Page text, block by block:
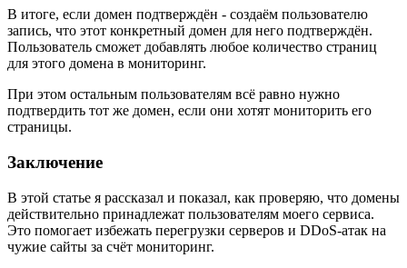
В итоге, если домен подтверждён - создаём пользователю
запись, что этот конкретный домен для него подтверждён.
Пользователь сможет добавлять любое количество страниц
для этого домена в мониторинг.
При этом остальным пользователям всё равно нужно
подтвердить тот же домен, если они хотят мониторить его
страницы.
Заключение
В этой статье я рассказал и показал, как проверяю, что домены
действительно принадлежат пользователям моего сервиса.
Это помогает избежать перегрузки серверов и DDoS-атак на
чужие сайты за счёт мониторинг.